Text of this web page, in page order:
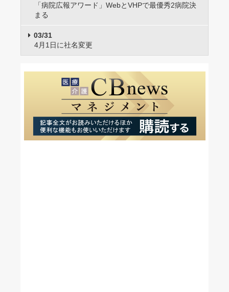
「病院広報アワード」WebとVHPで最優秀2病院決
まる
03/31
4月1日に社名変更